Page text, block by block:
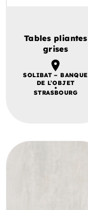
Tables pliantes
grises
SOLIBAT – BANQUE
DE L’OBJET
STRASBOURG